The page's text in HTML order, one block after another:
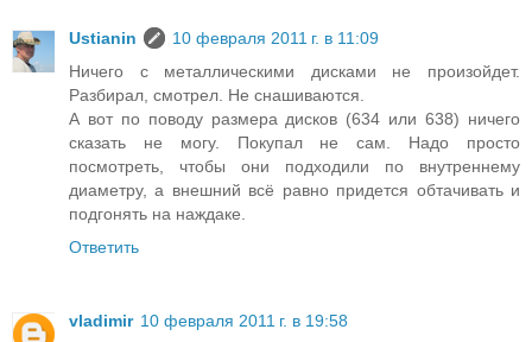
Ustianin
10 февраля 2011 г. в 11:09
Ничего с металлическими дисками не произойдет.
Разбирал, смотрел. Не снашиваются.
А вот по поводу размера дисков (634 или 638) ничего
сказать не могу. Покупал не сам. Надо просто
посмотреть, чтобы они подходили по внутреннему
диаметру, а внешний всё равно придется обтачивать и
подгонять на наждаке.
Ответить
vladimir 10 февраля 2011 г. в 19:58